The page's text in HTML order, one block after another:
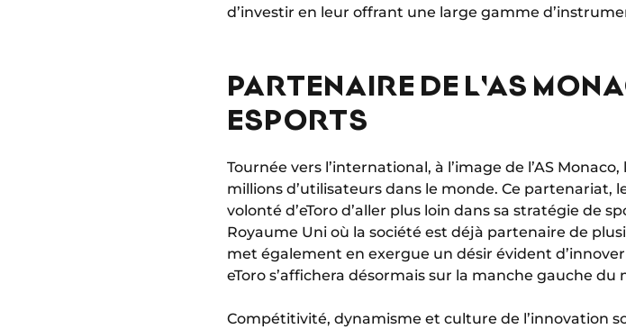
d’investir en leur offrant une large gamme
PARTENAIRE DE L'AS
ESPORTS
Tournée vers l’international, à l’image de l’AS
millions d’utilisateurs dans le monde. Ce partenariat,
volonté d’eToro d’aller plus loin dans sa stratégie de
Royaume Uni où la société est déjà partenaire de
met également en exergue un désir évident
eToro s’affichera désormais sur la manche gauche du
Compétitivité, dynamisme et culture de l’innovation